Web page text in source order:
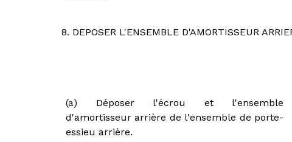
8. DEPOSER L'ENSEMBLE D'AMORTISSEUR
(a) Déposer l'écrou et l'ensemble
d'amortisseur arrière de l'ensemble de porte-
essieu arrière.